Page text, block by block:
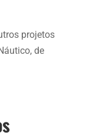
projetos
de